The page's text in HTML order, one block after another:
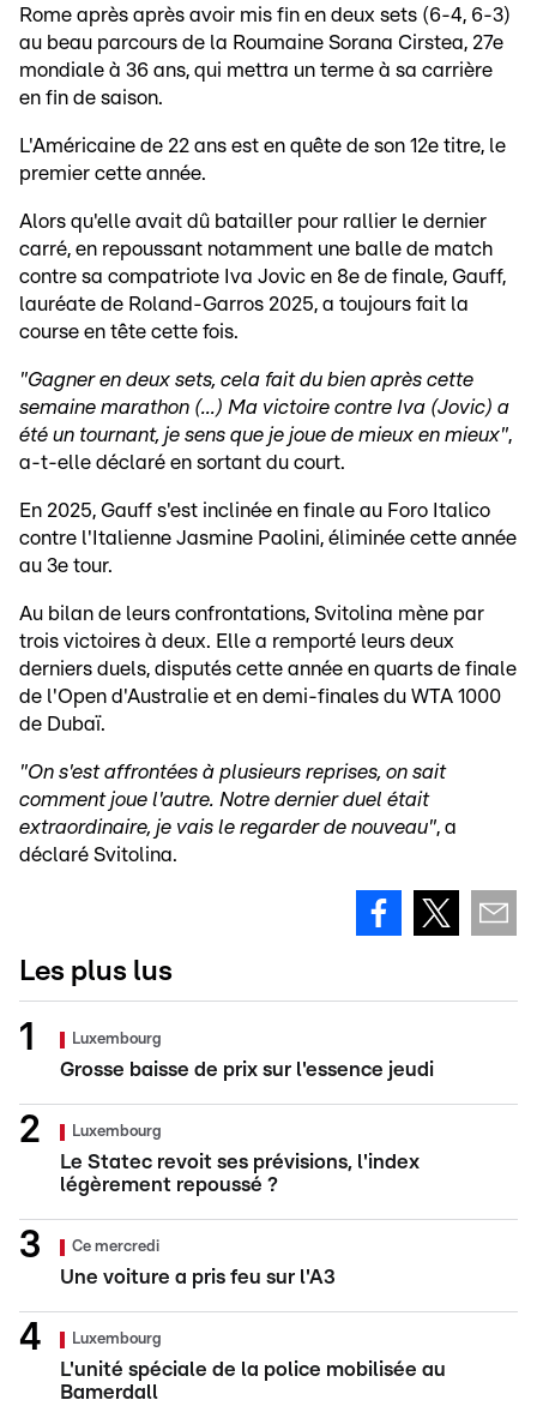
Rome après après avoir mis fin en deux sets (6-4, 6-3)
au beau parcours de la Roumaine Sorana Cirstea, 27e
mondiale à 36 ans, qui mettra un terme à sa carrière
en fin de saison.
L'Américaine de 22 ans est en quête de son 12e titre, le
premier cette année.
Alors qu'elle avait dû batailler pour rallier le dernier
carré, en repoussant notamment une balle de match
contre sa compatriote Iva Jovic en 8e de finale, Gauff,
lauréate de Roland-Garros 2025, a toujours fait la
course en tête cette fois.
"Gagner en deux sets, cela fait du bien après cette
semaine marathon (...) Ma victoire contre Iva (Jovic) a
été un tournant, je sens que je joue de mieux en mieux",
a-t-elle déclaré en sortant du court.
En 2025, Gauff s'est inclinée en finale au Foro Italico
contre l'Italienne Jasmine Paolini, éliminée cette année
au 3e tour.
Au bilan de leurs confrontations, Svitolina mène par
trois victoires à deux. Elle a remporté leurs deux
derniers duels, disputés cette année en quarts de finale
de l'Open d'Australie et en demi-finales du WTA 1000
de Dubaï.
"On s'est affrontées à plusieurs reprises, on sait
comment joue l'autre. Notre dernier duel était
extraordinaire, je vais le regarder de nouveau", a
déclaré Svitolina.
Les plus lus
Luxembourg
Grosse baisse de prix sur l'essence jeudi
Luxembourg
Le Statec revoit ses prévisions, l'index
légèrement repoussé ?
Ce mercredi
Une voiture a pris feu sur l'A3
Luxembourg
L'unité spéciale de la police mobilisée au
Bamerdall